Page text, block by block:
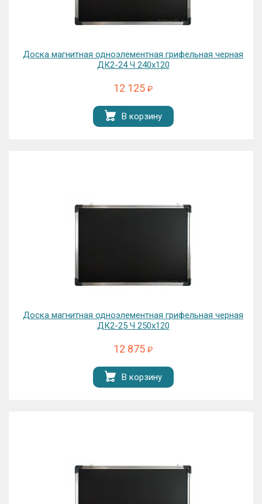
Доска магнитная одноэлементная грифельная черная
ДК2-24 Ч 240х120
12 125 ₽
В корзину
Доска магнитная одноэлементная грифельная черная
ДК2-25 Ч 250х120
12 875 ₽
В корзину